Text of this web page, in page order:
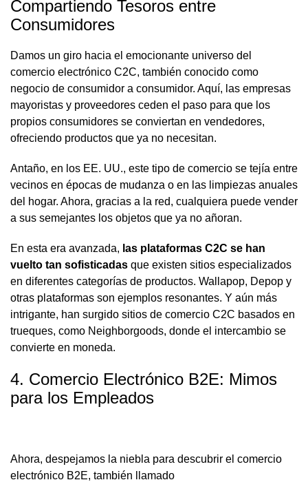
Compartiendo Tesoros entre
Consumidores
Damos un giro hacia el emocionante universo del
comercio electrónico C2C, también conocido como
negocio de consumidor a consumidor. Aquí, las empresas
mayoristas y proveedores ceden el paso para que los
propios consumidores se conviertan en vendedores,
ofreciendo productos que ya no necesitan.
Antaño, en los EE. UU., este tipo de comercio se tejía entre
vecinos en épocas de mudanza o en las limpiezas anuales
del hogar. Ahora, gracias a la red, cualquiera puede vender
a sus semejantes los objetos que ya no añoran.
En esta era avanzada, las plataformas C2C se han
vuelto tan sofisticadas que existen sitios especializados
en diferentes categorías de productos. Wallapop, Depop y
otras plataformas son ejemplos resonantes. Y aún más
intrigante, han surgido sitios de comercio C2C basados en
trueques, como Neighborgoods, donde el intercambio se
convierte en moneda.
4. Comercio Electrónico B2E: Mimos
para los Empleados
Ahora, despejamos la niebla para descubrir el comercio
electrónico B2E, también llamado